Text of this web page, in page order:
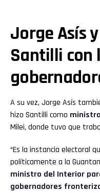
Jorge Asís
Santilli con
A su vez, Jorge Asís
hizo Santilli como
Milei, donde tuvo que
“Es la instancia electoral
políticamente a la
ministro del Interior
gobernadores